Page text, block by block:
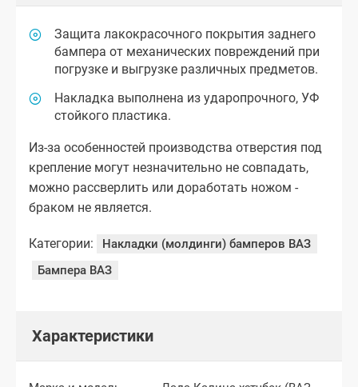
Защита лакокрасочного покрытия заднего
бампера от механических повреждений при
погрузке и выгрузке различных предметов.
Накладка выполнена из ударопрочного, УФ
стойкого пластика.
Из-за особенностей производства отверстия под
крепление могут незначительно не совпадать,
можно рассверлить или доработать ножом -
браком не является.
Категории:
Накладки (молдинги) бамперов ВАЗ
Бампера ВАЗ
Характеристики